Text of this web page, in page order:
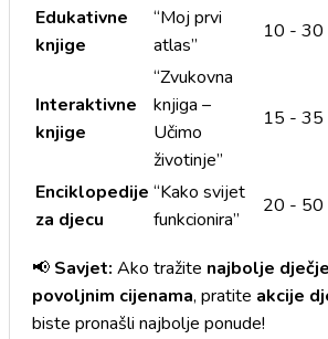
Edukativne
knjige
“Moj prvi
atlas”
10 - 30
Interaktivne
knjige
“Zvukovna
knjiga –
Učimo
životinje”
15 - 35
Enciklopedije
za djecu
“Kako svijet
funkcionira”
20 - 50
📢 Savjet: Ako tražite najbolje
povoljnim cijenama, pratite akcije
biste pronašli najbolje ponude!